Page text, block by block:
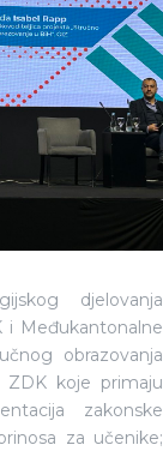
djelovanja
i Međukantonalne
obrazovanja
koje primaju
zakonske
za učenike;